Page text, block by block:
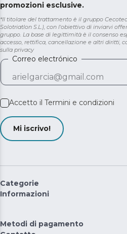
promozioni esclusive.
*Il titolare del trattamento è il gruppo
Solotriatlon S.L.), con l'obiettivo di inviarvi
gruppo. La base di legittimità è il consenso
accesso, rettifica, cancellazione e altri diritti,
sulla privacy
Correo electrónico
Accetto il Termini e condizioni
Mi iscrivo!
Categorie
Informazioni
Metodi di pagamento